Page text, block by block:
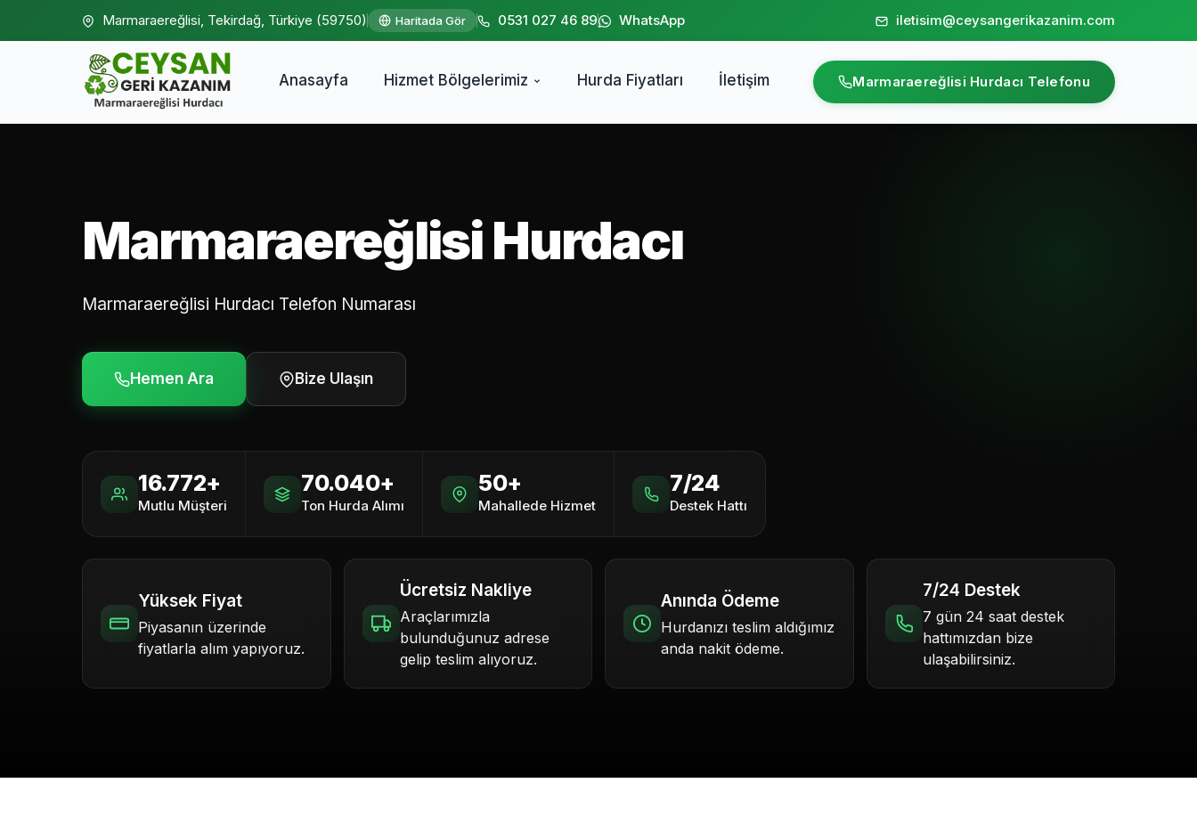
Marmaraereğlisi, Tekirdağ, Türkiye (59750) Haritada Gör 0531 027 46 89 WhatsApp iletisim@ceysangerikazanim.com
Anasayfa Hizmet Bölgelerimiz Hurda Fiyatları İletişim Marmaraereğlisi Hurdacı Telefonu
Marmaraereğlisi Hurdacı
Marmaraereğlisi Hurdacı Telefon Numarası
Hemen Ara Bize Ulaşın
16.772+
Mutlu Müşteri
70.040+
Ton Hurda Alımı
50+
Mahallede Hizmet
7/24
Destek Hattı
Yüksek Fiyat
Piyasanın üzerinde
fiyatlarla alım yapıyoruz.
Ücretsiz Nakliye
Araçlarımızla
bulunduğunuz adrese
gelip teslim alıyoruz.
Anında Ödeme
Hurdanızı teslim aldığımız
anda nakit ödeme.
7/24 Destek
7 gün 24 saat destek
hattımızdan bize
ulaşabilirsiniz.